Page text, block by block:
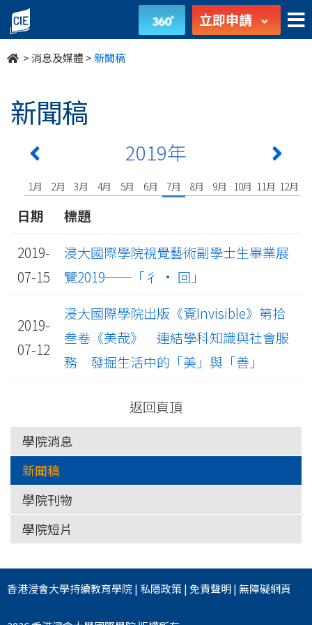
undefined 立即申請
>消息及媒體 >新聞稿
新聞稿
2019年
1月 2月 3月 4月 5月 6月 7月 8月 9月 10月 11月 12月
日期
標題
2019-
07-15
浸大國際學院視覺藝術副學士生畢業展
覽2019──「彳 · 回」
2019-
07-12
浸大國際學院出版《覔Invisible》第拾
叁卷《美哉》 連結學科知識與社會服
務 發掘生活中的「美」與「善」
返回頁頂
學院消息
新聞稿
學院刊物
學院短片
香港浸會大學持續教育學院| 私隱政策|免責聲明|無障礙網頁